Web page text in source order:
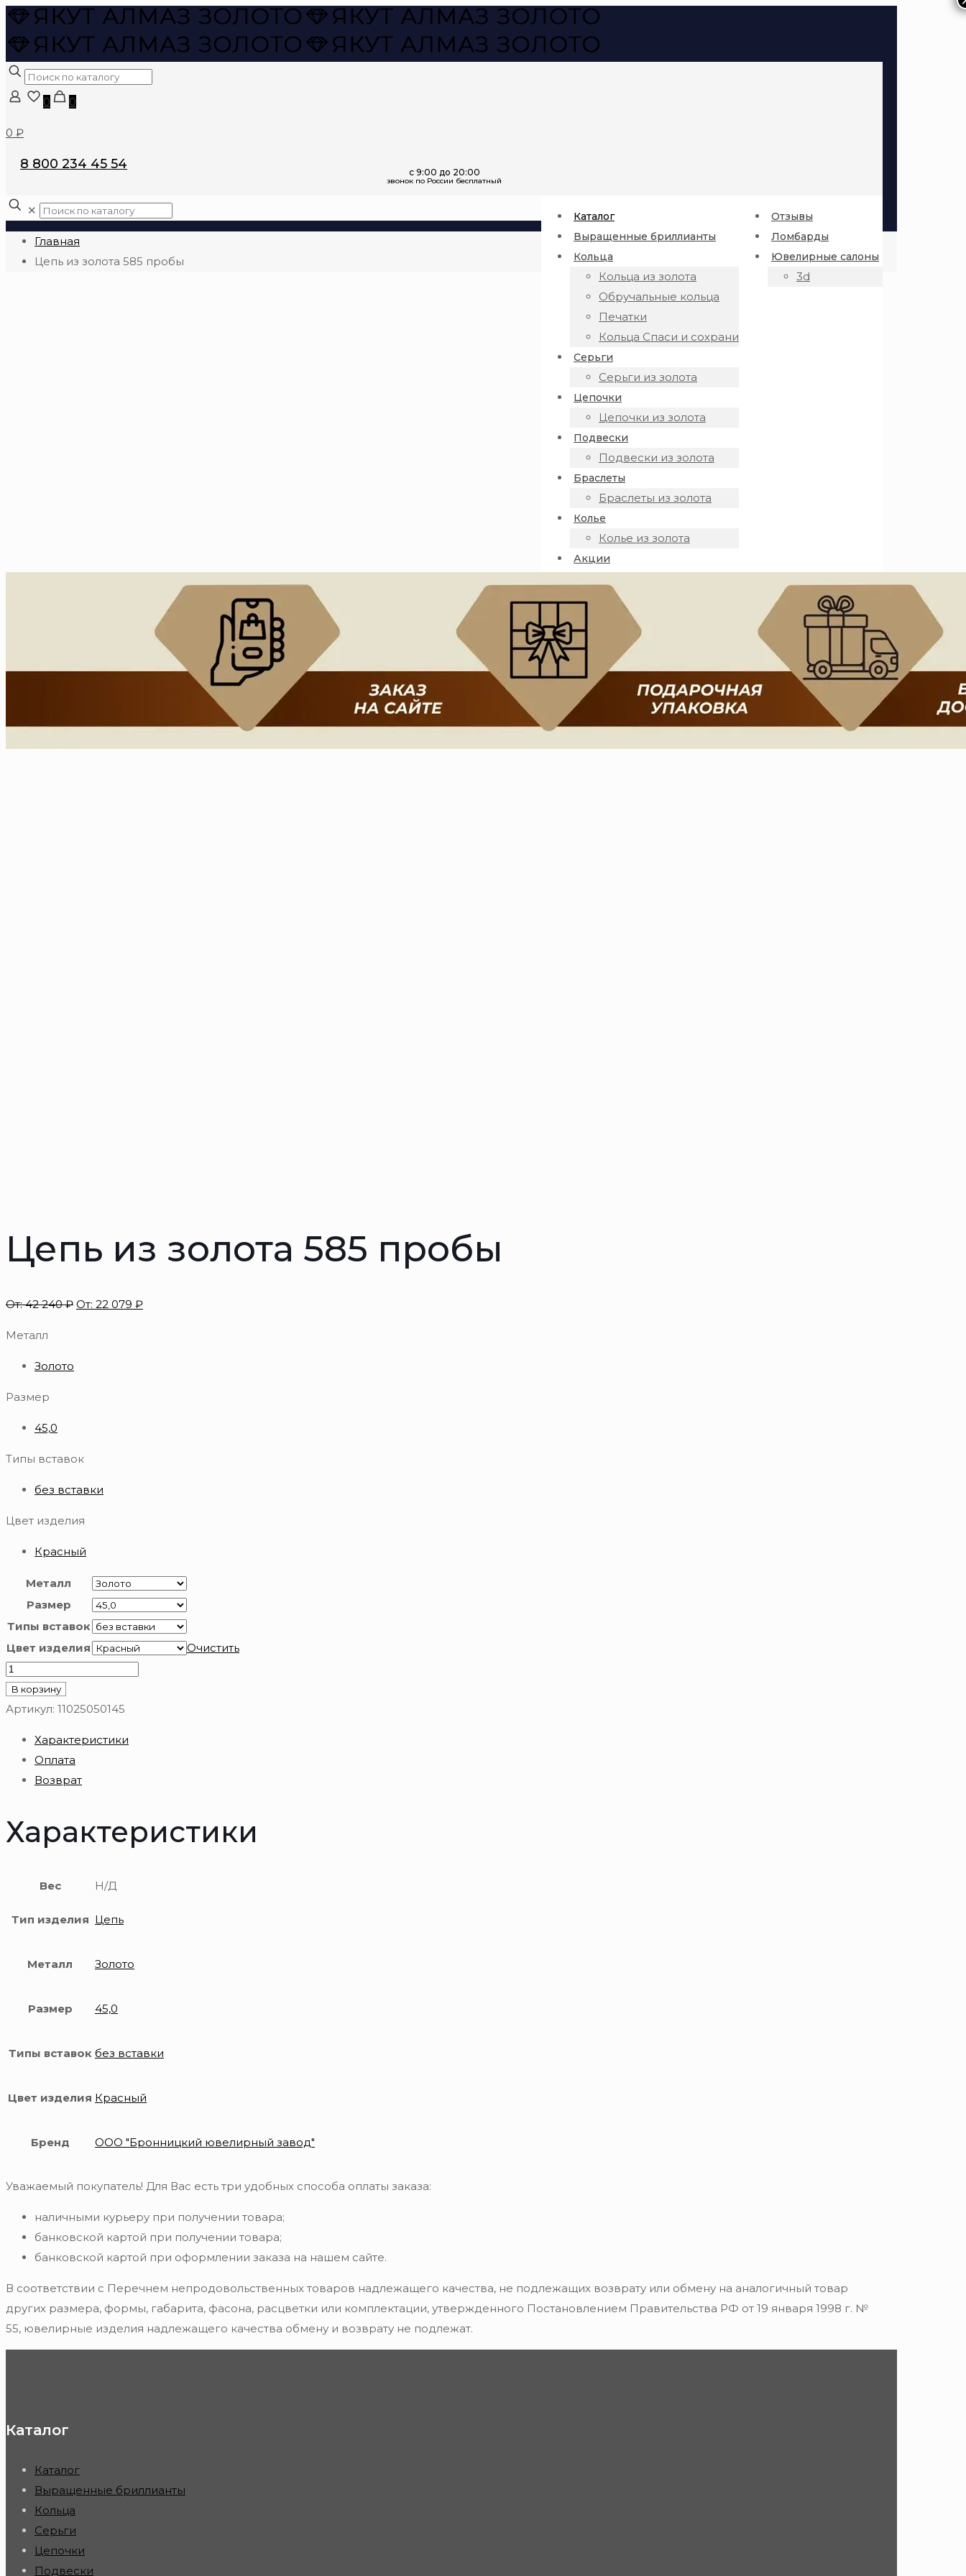
0 0
0 ₽
8 800 234 45 54
Каталог
Выращенные бриллианты
Кольца
Кольца из золота
Обручальные кольца
Печатки
Кольца Спаси и сохрани
Серьги
Серьги из золота
Цепочки
Цепочки из золота
Подвески
Подвески из золота
Браслеты
Браслеты из золота
Колье
Колье из золота
Акции
Отзывы
Ломбарды
Ювелирные салоны
3d
✕
Главная
Цепь из золота 585 пробы
Цепь из золота 585 пробы
От:42 240₽ От: 22 079 ₽
Металл
Золото
Размер
45,0
Типы вставок
без вставки
Цвет изделия
Красный
Металл
Размер
Типы вставок
Цвет изделия
Очистить
Количество
товара
Цепь
золота
пробы
В корзину
Артикул: 11025050145
Характеристики
Оплата
Возврат
Характеристики
Вес Н/Д
Тип изделия Цепь
Металл Золото
Размер 45,0
Типы вставок без вставки
Цвет изделия Красный
Бренд ООО "Бронницкий ювелирный завод"
Уважаемый покупатель! Для Вас есть три удобных способа оплаты заказа:
наличными курьеру при получении товара;
банковской картой при получении товара;
банковской картой при оформлении заказа на нашем сайте.
В соответствии с Перечнем непродовольственных товаров надлежащего качества, не подлежащих возврату или обмену на аналогичный товар
других размера, формы, габарита, фасона, расцветки или комплектации, утвержденного Постановлением Правительства РФ от 19 января 1998 г. №
55, ювелирные изделия надлежащего качества обмену и возврату не подлежат.
Каталог
Каталог
Выращенные бриллианты
Кольца
Серьги
Цепочки
Подвески